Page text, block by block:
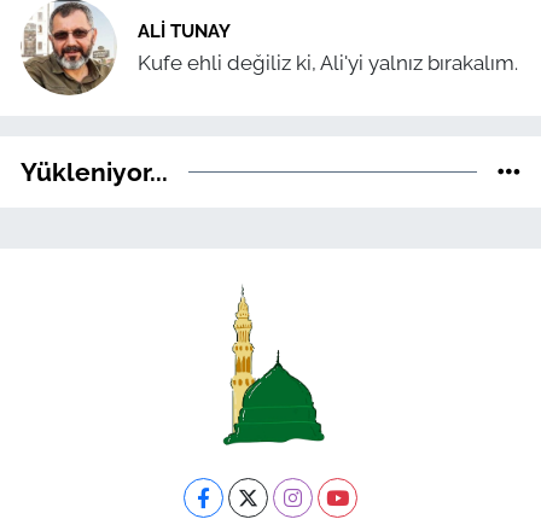
ALI TUNAY
Kufe ehli değiliz ki, Ali'yi yalnız bırakalım.
Yükleniyor...